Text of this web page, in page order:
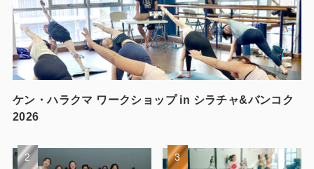
ケン・ハラクマ ワークショップ in シラチャ&バンコク
2026